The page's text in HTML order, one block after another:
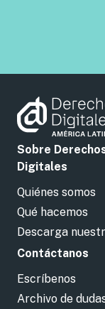
Sobre
Digitales
Quiénes somos
Qué hacemos
Descarga
Contáctanos
Escríbenos
Archivo de